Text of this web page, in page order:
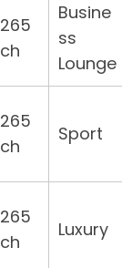
265
ch
Busine
ss
Lounge
265
ch
Sport
265
ch
Luxury